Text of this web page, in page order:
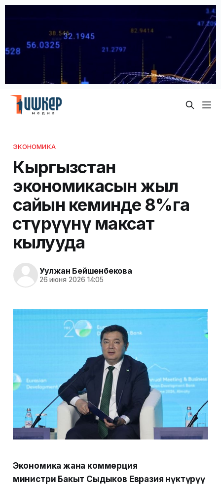
ЭКОНОМИКА
Кыргызстан
экономикасын жыл
сайын кеминде 8%га
өстүрүүнү максат
кылууда
Уулжан Бейшенбекова
26 июня 2026 14:05
Экономика жана коммерция
министри Бакыт Сыдыков Евразия өнүктүрүү